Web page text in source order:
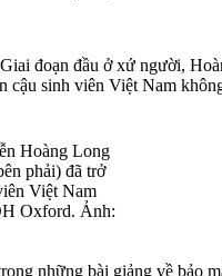
đoạn đầu ở xứ người,
sinh viên Việt Nam
Hoàng Long
phải) đã trở
Việt Nam
Oxford. Ảnh:
những bài giảng về bảo